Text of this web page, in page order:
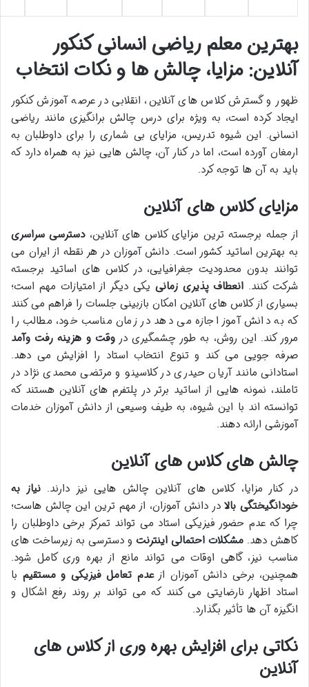
بهترین معلم ریاضی انسانی کنکور
آنلاین: مزایا، چالش ها و نکات انتخاب
ظهور و گسترش کلاس های آنلاین، انقلابی در عرصه آموزش کنکور
ایجاد کرده است، به ویژه برای درس چالش برانگیزی مانند ریاضی
انسانی. این شیوه تدریس، مزایای بی شماری را برای داوطلبان به
ارمغان آورده است، اما در کنار آن، چالش هایی نیز به همراه دارد که
باید به آن ها توجه کرد.
مزایای کلاس های آنلاین
از جمله برجسته ترین مزایای کلاس های آنلاین،دسترسی سراسری
به بهترین اساتید کشور است. دانش آموزان در هر نقطه از ایران می
توانند بدون محدودیت جغرافیایی، در کلاس های اساتید برجسته
شرکت کنند. انعطاف پذیری زمانی یکی دیگر از امتیازات مهم است؛
بسیاری از کلاس های آنلاین امکان بازبینی جلسات را فراهم می کنند
که به دانش آموز اجازه می دهد در زمان مناسب خود، مطالب را
مرور کند. این روش، به طور چشمگیری دروقت و هزینه رفت وآمد
صرفه جویی می کند و تنوع انتخاب استاد را افزایش می دهد.
استادانی مانند آریان حیدری در کلاسینو و مرتضی محمدی نژاد در
تاملند، نمونه هایی از اساتید برتر در پلتفرم های آنلاین هستند که
توانسته اند با این شیوه، به طیف وسیعی از دانش آموزان خدمات
آموزشی ارائه دهند.
چالش های کلاس های آنلاین
در کنار مزایا، کلاس های آنلاین چالش هایی نیز دارند.نیاز به
خودانگیختگی بالادر دانش آموزان، از مهم ترین این چالش هاست؛
چرا که عدم حضور فیزیکی استاد می تواند تمرکز برخی داوطلبان را
کاهش دهد. مشکلات احتمالی اینترنت و دسترسی به زیرساخت های
مناسب نیز، گاهی اوقات می تواند مانع از بهره وری کامل شود.
همچنین، برخی دانش آموزان ازعدم تعامل فیزیکی و مستقیم با
استاد اظهار نارضایتی می کنند که می تواند بر روند رفع اشکال و
انگیزه آن ها تأثیر بگذارد.
نکاتی برای افزایش بهره وری از کلاس های
آنلاین